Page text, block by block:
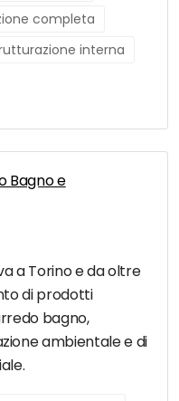
completa
interna
Bagno e
a Torino e da oltre
di prodotti
bagno,
ambientale e di